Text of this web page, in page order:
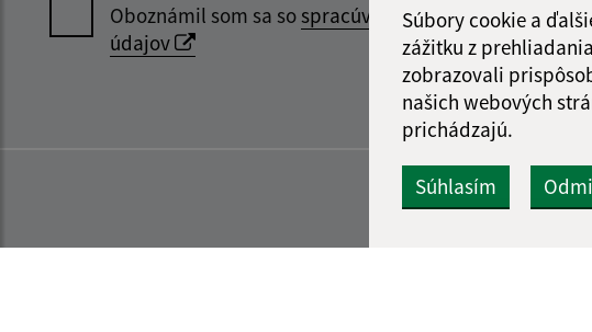
Súbory cookie a
zážitku z
zobrazovali
našich webových
prichádzajú.
Súhlasím
Oboznámil som sa sospracúvaním osobných
údajov